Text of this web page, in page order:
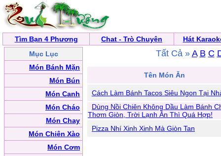
Tìm Bạn 4 Phương Chat - Trò Chuyện
Hát
Mục Lục
Món Bánh Mặn
Món Bún
Món Canh
Món Cháo
Món Chay
Món Chiên Xào
Món Cơm
Tất Cả » A B C
Tên Món Ăn
Cách Làm Bánh Tacos Siêu Ngon Tại
Dùng Nồi Chiên Không Dầu Làm Bánh
Thơm Giòn, Trời Lạnh Ăn Thì Quá Hợp!
Pizza Nhí Xinh Xinh Mà Giòn Tan